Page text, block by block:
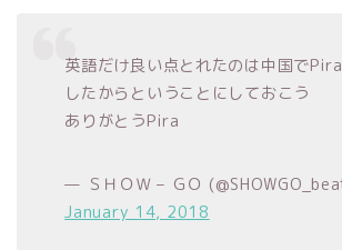
英語だけ良い点とれたのは中国で
したからということにしておこう
ありがとうPira
— ＳＨＯＷ – ＧＯ
January 14, 2018